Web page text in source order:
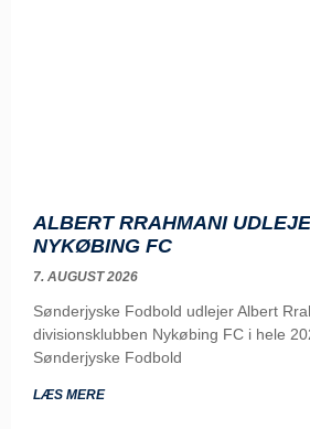
ALBERT RRAHMANI
NYKØBING FC
7. AUGUST 2026
Sønderjyske Fodbold udlejer Albert
divisionsklubben Nykøbing FC i hele
Sønderjyske Fodbold
LÆS MERE